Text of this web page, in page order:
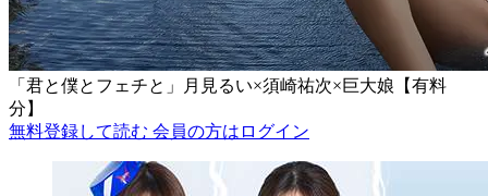
「君と僕とフェチと」月見るい×須崎祐次×巨大娘【有料
分】
無料登録して読む 会員の方はログイン